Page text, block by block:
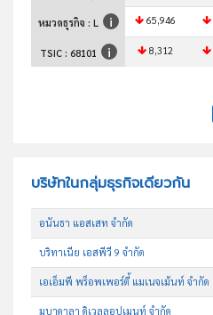
หมวดธุรกิจ : L 65,946
TSIC : 68101 8,312
บริษัทในกลุ่มธุรกิจเดียวกัน
อนันธา แอสเสท จำกัด
บริทาเนีย เอสพีวี 9 จำกัด
เอเอ็มพี พร็อพเพอร์ตี้ แมเนจเม้นท์ จำกัด
มูบาดาลา ดิเวลลอปเมนท์ จำกัด